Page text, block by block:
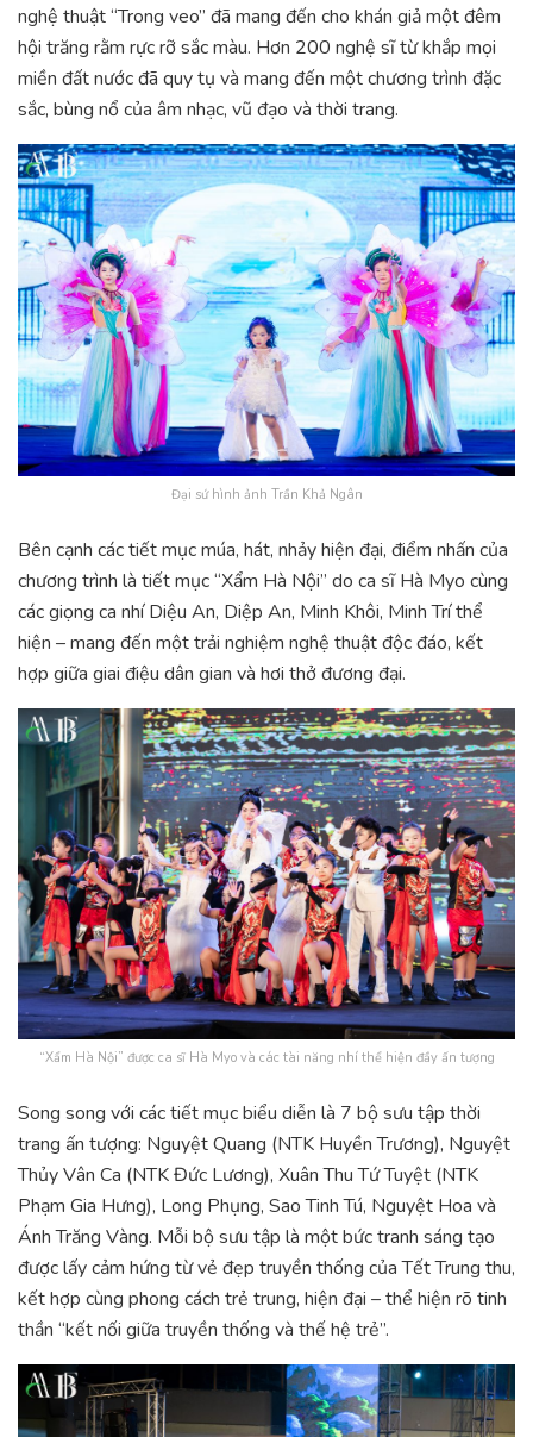
nghệ thuật “Trong veo” đã mang đến cho khán giả một đêm
hội trăng rằm rực rỡ sắc màu. Hơn 200 nghệ sĩ từ khắp mọi
miền đất nước đã quy tụ và mang đến một chương trình đặc
sắc, bùng nổ của âm nhạc, vũ đạo và thời trang.
Đại sứ hình ảnh Trần Khả Ngân
Bên cạnh các tiết mục múa, hát, nhảy hiện đại, điểm nhấn của
chương trình là tiết mục “Xẩm Hà Nội” do ca sĩ Hà Myo cùng
các giọng ca nhí Diệu An, Diệp An, Minh Khôi, Minh Trí thể
hiện – mang đến một trải nghiệm nghệ thuật độc đáo, kết
hợp giữa giai điệu dân gian và hơi thở đương đại.
“Xẩm Hà Nội” được ca sĩ Hà Myo và các tài năng nhí thể hiện đầy ấn tượng
Song song với các tiết mục biểu diễn là 7 bộ sưu tập thời
trang ấn tượng: Nguyệt Quang (NTK Huyền Trương), Nguyệt
Thủy Vân Ca (NTK Đức Lương), Xuân Thu Tứ Tuyệt (NTK
Phạm Gia Hưng), Long Phụng, Sao Tinh Tú, Nguyệt Hoa và
Ánh Trăng Vàng. Mỗi bộ sưu tập là một bức tranh sáng tạo
được lấy cảm hứng từ vẻ đẹp truyền thống của Tết Trung thu,
kết hợp cùng phong cách trẻ trung, hiện đại – thể hiện rõ tinh
thần “kết nối giữa truyền thống và thế hệ trẻ”.